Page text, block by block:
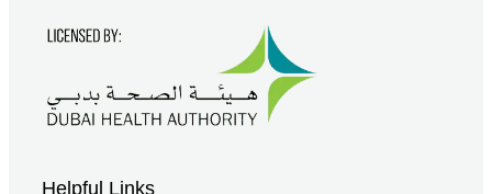
Helpful Links